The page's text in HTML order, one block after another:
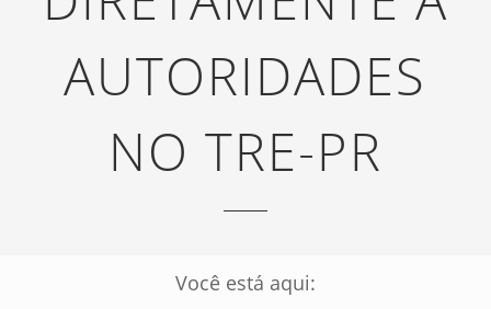
AUTORIDADES
NO TRE-PR
Você está aqui: